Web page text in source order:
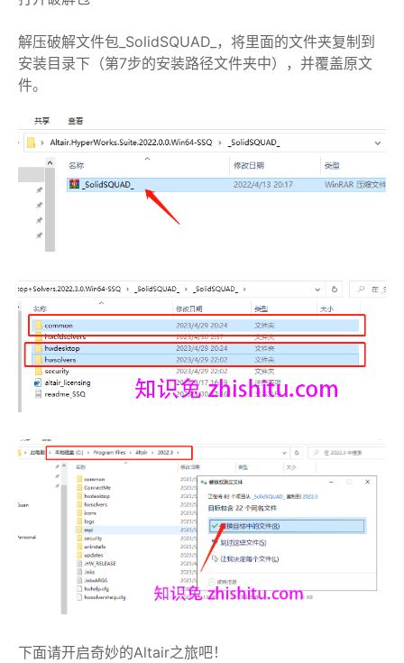
解压破解文件包_SolidSQUAD_，将里面的文件夹复制到
安装目录下（第7步的安装路径文件夹中），并覆盖原文
件。
下面请开启奇妙的Altair之旅吧！